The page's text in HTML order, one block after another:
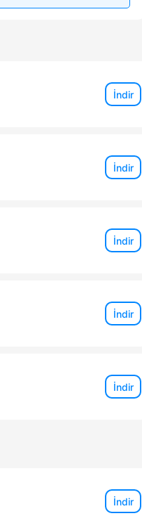
İndir
İndir
İndir
İndir
İndir
İndir